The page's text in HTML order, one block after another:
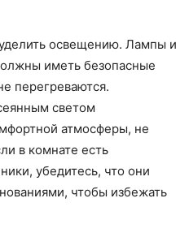
освещению. Лампы и
иметь безопасные
перегреваются.
светом
атмосферы, не
в комнате есть
убедитесь, что они
чтобы избежать